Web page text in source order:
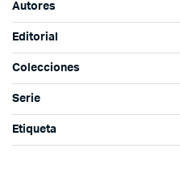
Autores
Editorial
Colecciones
Serie
Etiqueta